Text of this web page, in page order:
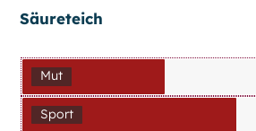
Säureteich
Mut
Sport